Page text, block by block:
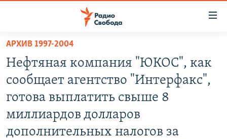
упрощенного
доступа
Вернуться
основному
содержанию
ПРОГРАММЫ
ПОДКАСТЫ
МНЕНИЯ
АРХИВ 1997-2004
Нефтяная компания "ЮКОС", как
сообщает агентство "Интерфакс",
готова выплатить свыше 8
миллиардов долларов
дополнительных налогов за